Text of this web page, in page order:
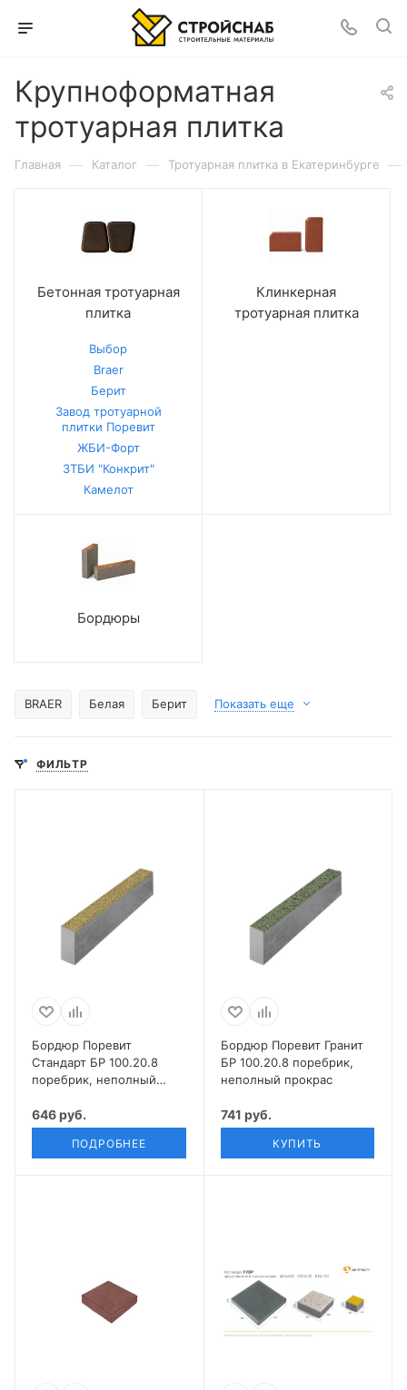
Крупноформатная
тротуарная плитка
Главная — Каталог — Тротуарная плитка в Екатеринбурге —
Бетонная тротуарная
плитка
Выбор
Braer
Берит
Завод тротуарной
плитки Поревит
ЖБИ-Форт
ЗТБИ "Конкрит"
Камелот
Клинкерная
тротуарная плитка
Бордюры
BRAER Белая Берит Показать еще
ФИЛЬТР
Бордюр Поревит
Стандарт БР 100.20.8
поребрик, неполный
646 руб.
ПОДРОБНЕЕ
Бордюр Поревит Гранит
БР 100.20.8 поребрик,
неполный прокрас
741 руб.
КУПИТЬ